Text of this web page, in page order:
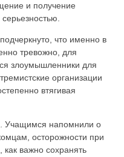
и получение
что именно в
тревожно, для
злоумышленники для
организации
втягивая
Учащимся напомнили о
осторожности при
важно сохранять